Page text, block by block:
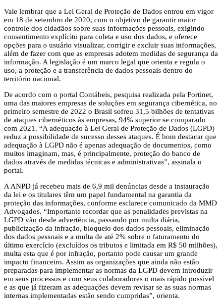
Vale lembrar que a Lei Geral de Proteção de Dados entrou em vigor
em 18 de setembro de 2020, com o objetivo de garantir maior
controle dos cidadãos sobre suas informações pessoais, exigindo
consentimento explícito para coleta e uso dos dados, e oferece
opções para o usuário visualizar, corrigir e excluir suas informações,
além de fazer com que as empresas adotem medidas de segurança da
informação. A legislação é um marco legal que orienta e regula o
uso, a proteção e a transferência de dados pessoais dentro do
território nacional.
De acordo com o portal Contábeis, pesquisa realizada pela Fortinet,
uma das maiores empresas de soluções em segurança cibernética, no
primeiro semestre de 2022 o Brasil sofreu 31,5 bilhões de tentativas
de ataques cibernéticos às empresas, 94% superior se comparado
com 2021. “A adequação à Lei Geral de Proteção de Dados (LGPD)
reduz a possibilidade de sucesso desses ataques. É bom destacar que
adequação à LGPD não é apenas adequação de documentos, como
muitos imaginam, mas, é principalmente, proteção do banco de
dados através de medidas técnicas e administrativas”, assinala o
portal.
A ANPD já recebeu mais de 6,9 mil denúncias desde a instauração
da lei e os titulares têm um papel fundamental na garantia da
proteção das informações, conforme esclarece comunicado da MMD
Advogados. “Importante recordar que as penalidades previstas na
LGPD vão desde advertência, passando por multa diária,
publicização da infração, bloqueio dos dados pessoais, eliminação
dos dados pessoais e a multa de até 2% sobre o faturamento do
último exercício (excluídos os tributos e limitada em R$ 50 milhões),
multa esta que é por infração, portanto pode causar um grande
impacto financeiro. Assim as organizações que ainda não estão
preparadas para implementar as normas da LGPD devem introduzir
em seus processos e com seus colaboradores o mais rápido possível
e as que já fizeram as adequações devem revisar se as suas normas
internas implementadas estão sendo cumpridas”, orienta.